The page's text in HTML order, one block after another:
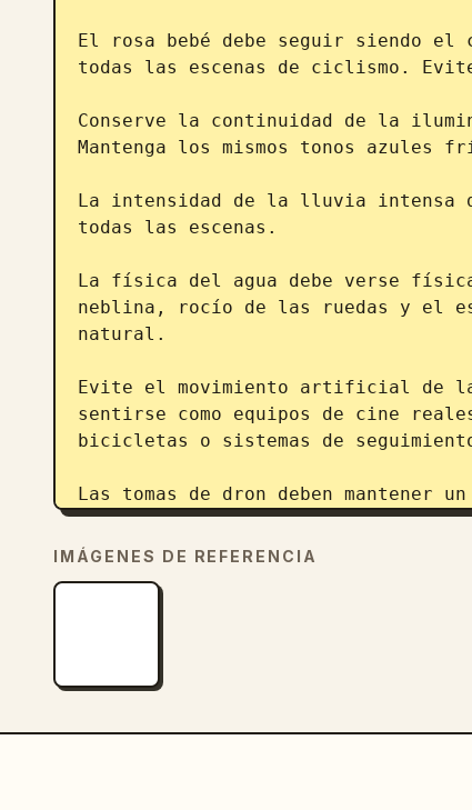
El rosa bebé debe seguir siendo el
todas las escenas de ciclismo.
Conserve la continuidad de la
Mantenga los mismos tonos
La intensidad de la lluvia intensa
todas las escenas.
La física del agua debe verse
neblina, rocío de las ruedas y el
natural.
Evite el movimiento artificial de la
sentirse como equipos de cine
bicicletas o sistemas de
Las tomas de dron deben
derivas ni giros aleatorios.
y las reacciones de la tela al
Conserve la profundidad de campo
IMÁGENES DE REFERENCIA